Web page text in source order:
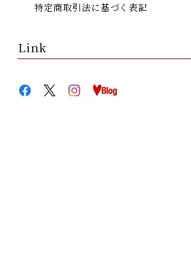
特定商取引法に基づく表記
Link